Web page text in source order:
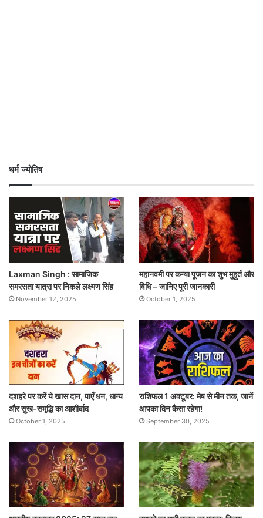
धर्म ज्योतिष
Laxman Singh : सामाजिक
समरसता यात्रा पर निकले लक्ष्मण सिंह
November 12, 2025
महानवमी पर कन्या पूजन का शुभ मुहूर्त और
विधि – जानिए पूरी जानकारी
October 1, 2025
दशहरे पर करें ये खास दान, पाएँ धन, धान्य
और सुख-समृद्धि का आशीर्वाद
October 1, 2025
राशिफल 1 अक्टूबर: मेष से मीन तक, जानें
आपका दिन कैसा रहेगा!
September 30, 2025